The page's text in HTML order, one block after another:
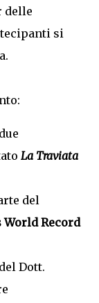
delle
si
La Traviata
del
World Record
Dott.